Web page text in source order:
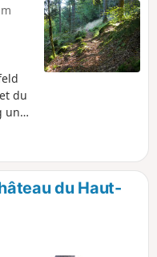
du
und
du Haut-